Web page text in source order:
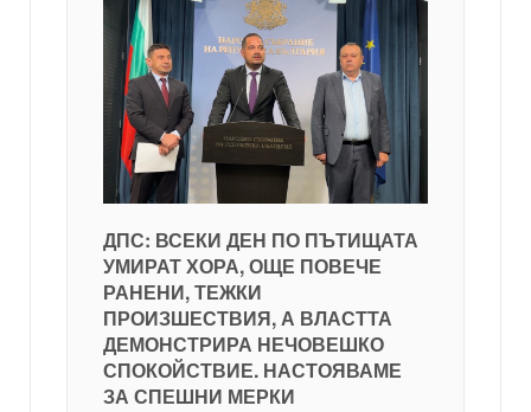
ДПС: ВСЕКИ ДЕН ПО ПЪТИЩАТА
УМИРАТ ХОРА, ОЩЕ ПОВЕЧЕ
РАНЕНИ, ТЕЖКИ
ПРОИЗШЕСТВИЯ, А ВЛАСТТА
ДЕМОНСТРИРА НЕЧОВЕШКО
СПОКОЙСТВИЕ. НАСТОЯВАМЕ
ЗА СПЕШНИ МЕРКИ